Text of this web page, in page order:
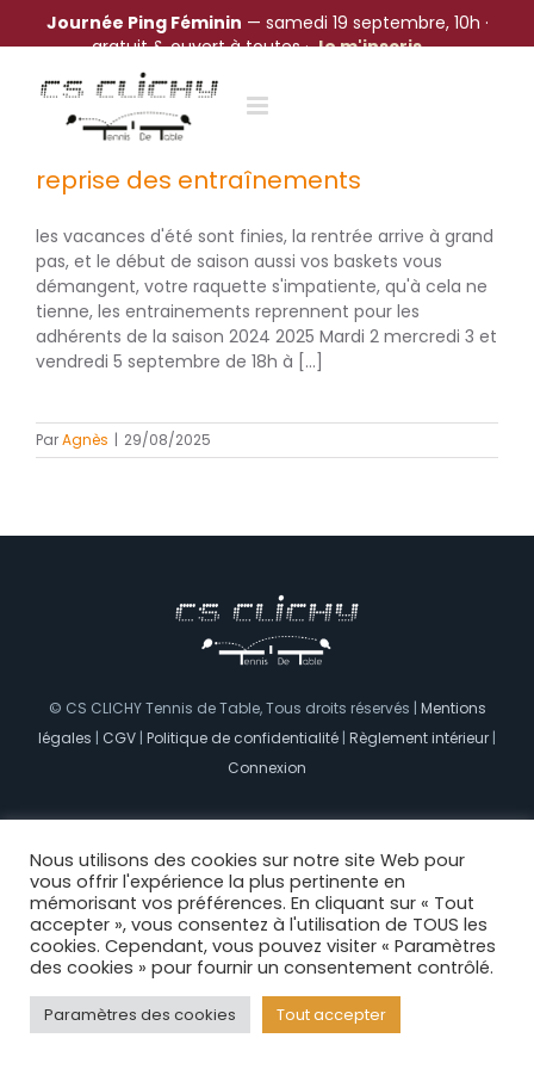
reprise des entraînements
les vacances d'été sont finies, la rentrée arrive à grand
pas, et le début de saison aussi vos baskets vous
démangent, votre raquette s'impatiente, qu'à cela ne
tienne, les entrainements reprennent pour les
adhérents de la saison 2024 2025 Mardi 2 mercredi 3 et
vendredi 5 septembre de 18h à [...]
ParAgnès | 29/08/2025
© CS CLICHY Tennis de Table, Tous droits réservés | Mentions
légales | CGV | Politique de confidentialité | Règlement intérieur |
Connexion
Nous utilisons des cookies sur notre site Web pour
vous offrir l'expérience la plus pertinente en
mémorisant vos préférences. En cliquant sur « Tout
accepter », vous consentez à l'utilisation de TOUS les
cookies. Cependant, vous pouvez visiter « Paramètres
des cookies » pour fournir un consentement contrôlé.
Paramètres des cookies Tout accepter
Journée Ping Féminin — samedi 19 septembre, 10h ·
gratuit & ouvert à toutes ·Je m'inscris →